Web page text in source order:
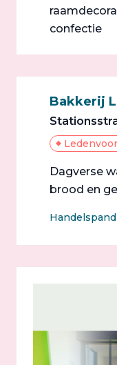
confectie
Bakkerij
Dagverse
brood en
Handelspand